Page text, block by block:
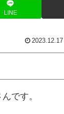
LINE
2023.12.17
です。